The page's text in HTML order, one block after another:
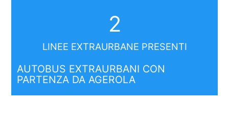
2
LINEE EXTRAURBANE PRESENTI
AUTOBUS EXTRAURBANI CON
PARTENZA DA AGEROLA